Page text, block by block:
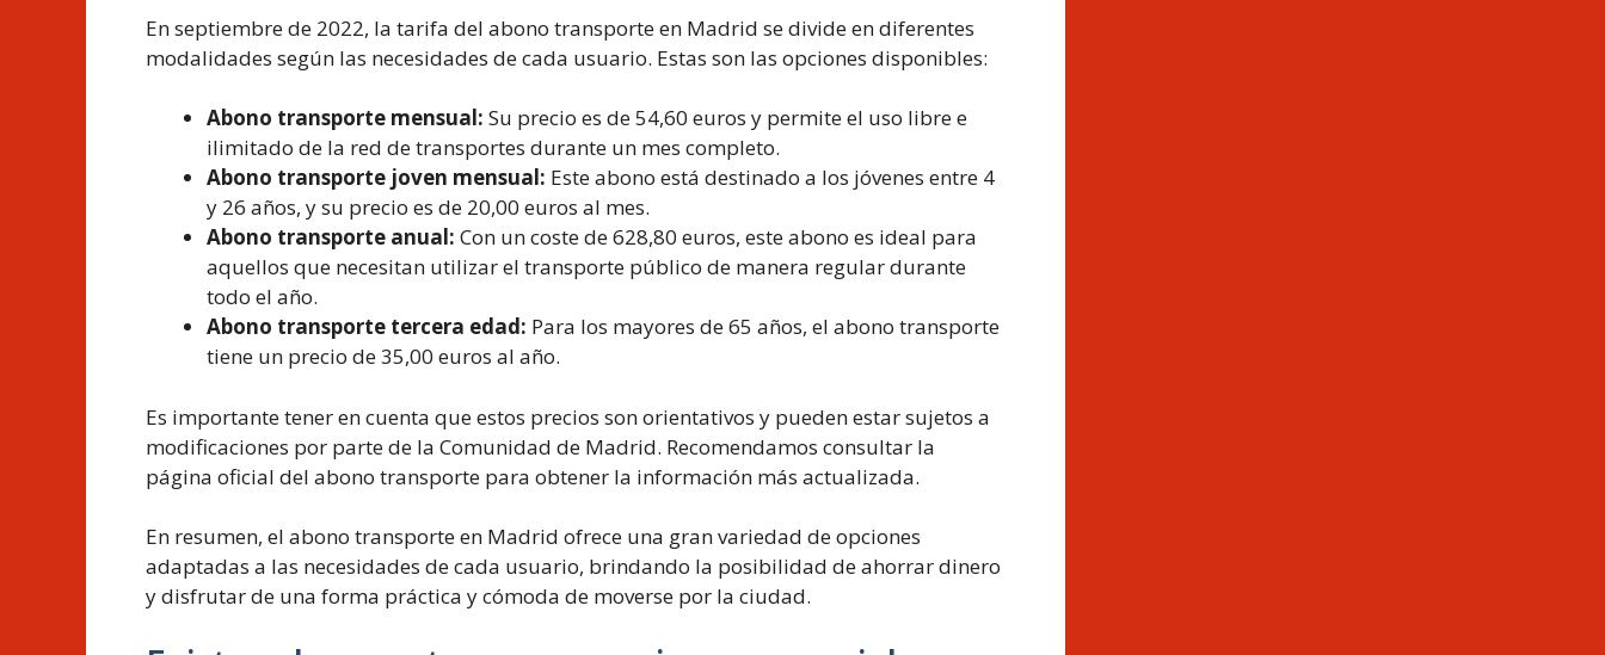
En septiembre de 2022, la tarifa del abono transporte en Madrid se divide en diferentes
modalidades según las necesidades de cada usuario. Estas son las opciones disponibles:
Abono transporte mensual: Su precio es de 54,60 euros y permite el uso libre e
ilimitado de la red de transportes durante un mes completo.
Abono transporte joven mensual: Este abono está destinado a los jóvenes entre 4
y 26 años, y su precio es de 20,00 euros al mes.
Abono transporte anual: Con un coste de 628,80 euros, este abono es ideal para
aquellos que necesitan utilizar el transporte público de manera regular durante
todo el año.
Abono transporte tercera edad: Para los mayores de 65 años, el abono transporte
tiene un precio de 35,00 euros al año.
Es importante tener en cuenta que estos precios son orientativos y pueden estar sujetos a
modificaciones por parte de la Comunidad de Madrid. Recomendamos consultar la
página oficial del abono transporte para obtener la información más actualizada.
En resumen, el abono transporte en Madrid ofrece una gran variedad de opciones
adaptadas a las necesidades de cada usuario, brindando la posibilidad de ahorrar dinero
y disfrutar de una forma práctica y cómoda de moverse por la ciudad.